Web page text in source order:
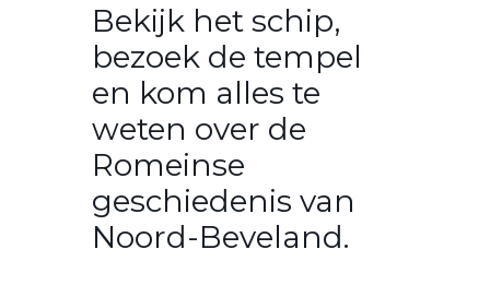
Bekijk het schip,
bezoek de tempel
en kom alles te
weten over de
Romeinse
geschiedenis van
Noord-Beveland.